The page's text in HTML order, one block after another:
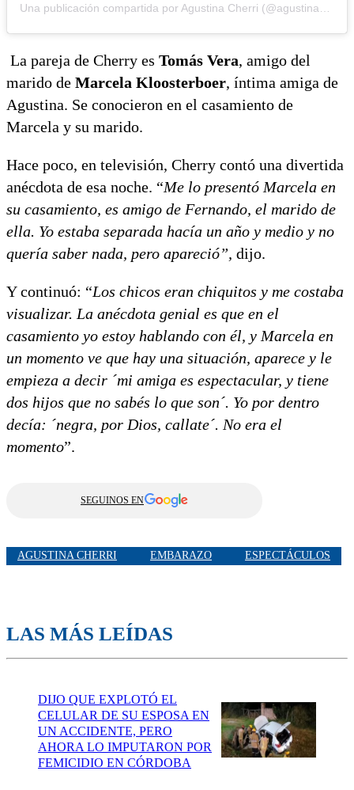
La pareja de Cherry es Tomás Vera, amigo del
marido de Marcela Kloosterboer, íntima amiga de
Agustina. Se conocieron en el casamiento de
Marcela y su marido.
Hace poco, en televisión, Cherry contó una divertida
anécdota de esa noche. “Me lo presentó Marcela en
su casamiento, es amigo de Fernando, el marido de
ella. Yo estaba separada hacía un año y medio y no
quería saber nada, pero apareció”, dijo.
Y continuó: “Los chicos eran chiquitos y me costaba
visualizar. La anécdota genial es que en el
casamiento yo estoy hablando con él, y Marcela en
un momento ve que hay una situación, aparece y le
empieza a decir ´mi amiga es espectacular, y tiene
dos hijos que no sabés lo que son´. Yo por dentro
decía: ´negra, por Dios, callate´. No era el
momento”.
SEGUINOS EN
AGUSTINA CHERRI EMBARAZO ESPECTÁCULOS
LAS MÁS LEÍDAS
DIJO QUE EXPLOTÓ EL
CELULAR DE SU ESPOSA EN
UN ACCIDENTE, PERO
AHORA LO IMPUTARON POR
FEMICIDIO EN CÓRDOBA